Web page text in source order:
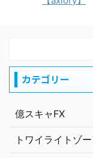
カテゴリー
億スキャFX
トワイライトゾ